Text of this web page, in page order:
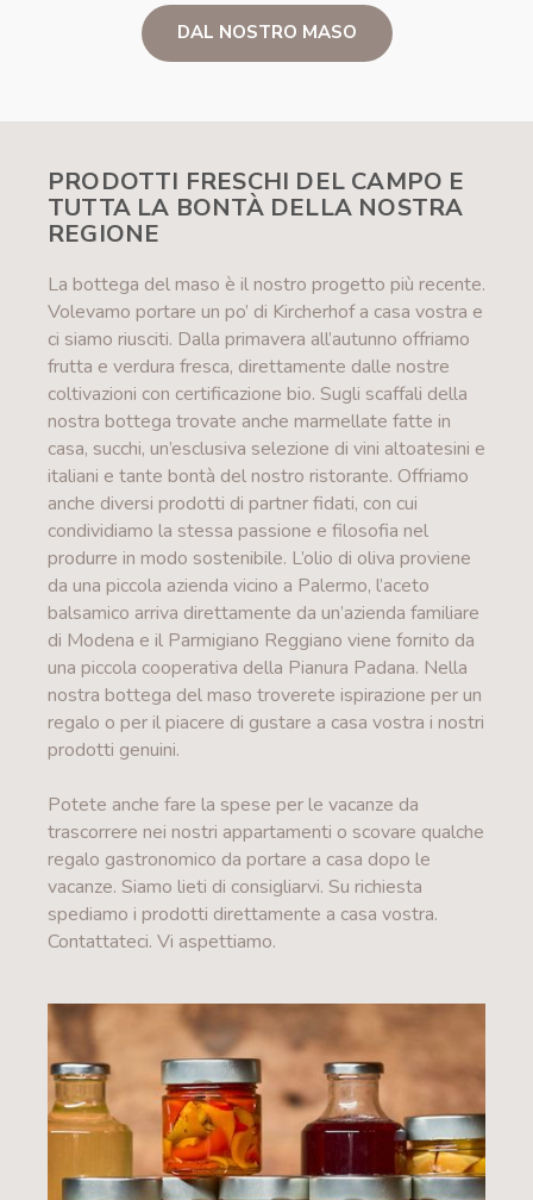
DAL NOSTRO MASO
PRODOTTI FRESCHI DEL CAMPO E
TUTTA LA BONTÀ DELLA NOSTRA
REGIONE
La bottega del maso è il nostro progetto più recente.
Volevamo portare un po’ di Kircherhof a casa vostra e
ci siamo riusciti. Dalla primavera all’autunno offriamo
frutta e verdura fresca, direttamente dalle nostre
coltivazioni con certificazione bio. Sugli scaffali della
nostra bottega trovate anche marmellate fatte in
casa, succhi, un’esclusiva selezione di vini altoatesini e
italiani e tante bontà del nostro ristorante. Offriamo
anche diversi prodotti di partner fidati, con cui
condividiamo la stessa passione e filosofia nel
produrre in modo sostenibile. L’olio di oliva proviene
da una piccola azienda vicino a Palermo, l’aceto
balsamico arriva direttamente da un’azienda familiare
di Modena e il Parmigiano Reggiano viene fornito da
una piccola cooperativa della Pianura Padana. Nella
nostra bottega del maso troverete ispirazione per un
regalo o per il piacere di gustare a casa vostra i nostri
prodotti genuini.
Potete anche fare la spese per le vacanze da
trascorrere nei nostri appartamenti o scovare qualche
regalo gastronomico da portare a casa dopo le
vacanze. Siamo lieti di consigliarvi. Su richiesta
spediamo i prodotti direttamente a casa vostra.
Contattateci. Vi aspettiamo.